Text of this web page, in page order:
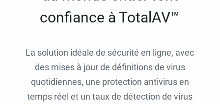
confiance à TotalAV™
La solution idéale de sécurité en ligne, avec
des mises à jour de définitions de virus
quotidiennes, une protection antivirus en
temps réel et un taux de détection de virus